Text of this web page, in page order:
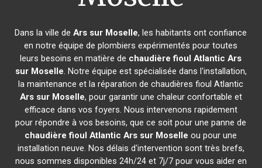
Dans la ville deArs sur Moselle, les habitants ont confiance
en notre équipe de plombiers expérimentés pour toutes
leurs besoins en matière de chaudière fioul Atlantic Ars
sur Moselle. Notre équipe est spécialisée dans l'installation,
la maintenance et la réparation de chaudières fioul Atlantic
Ars sur Moselle, pour garantir une chaleur confortable et
efficace dans vos foyers. Nous intervenons rapidement
pour répondre à vos besoins, que ce soit pour une panne de
chaudière fioul Atlantic Ars sur Moselle ou pour une
installation neuve. Nos délais d'intervention sont très brefs,
nous sommes disponibles 24h/24 et 7j/7 pour vous aider en